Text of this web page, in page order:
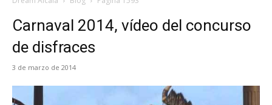
Carnaval 2014, vídeo del concurso
de disfraces
3 de marzo de 2014